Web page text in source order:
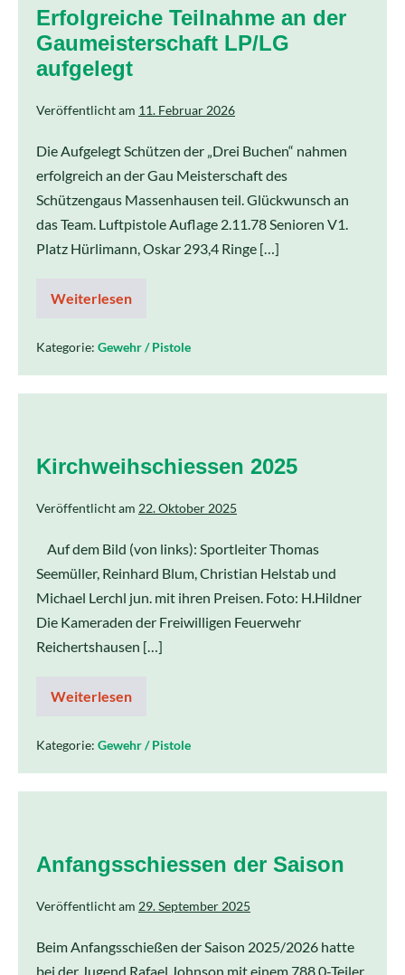
Erfolgreiche Teilnahme an der
Gaumeisterschaft LP/LG
aufgelegt
Veröffentlicht am 11. Februar 2026
Die Aufgelegt Schützen der „Drei Buchen“ nahmen
erfolgreich an der Gau Meisterschaft des
Schützengaus Massenhausen teil. Glückwunsch an
das Team. Luftpistole Auflage 2.11.78 Senioren V1.
Platz Hürlimann, Oskar 293,4 Ringe […]
Weiterlesen
Kategorie: Gewehr / Pistole
Kirchweihschiessen 2025
Veröffentlicht am 22. Oktober 2025
Auf dem Bild (von links): Sportleiter Thomas
Seemüller, Reinhard Blum, Christian Helstab und
Michael Lerchl jun. mit ihren Preisen. Foto: H.Hildner
Die Kameraden der Freiwilligen Feuerwehr
Reichertshausen […]
Weiterlesen
Kategorie: Gewehr / Pistole
Anfangsschiessen der Saison
Veröffentlicht am 29. September 2025
Beim Anfangsschießen der Saison 2025/2026 hatte
bei der Jugend Rafael Johnson mit einem 788,0-Teiler